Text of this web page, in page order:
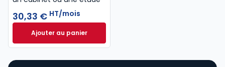
30,33 € HT/mois
Ajouter au panierMémentis Professions libérales à 30,33 €